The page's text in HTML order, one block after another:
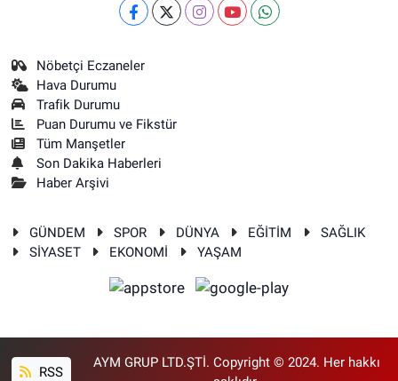
Nöbetçi Eczaneler
Hava Durumu
Trafik Durumu
Puan Durumu ve Fikstür
Tüm Manşetler
Son Dakika Haberleri
Haber Arşivi
GÜNDEM SPOR DÜNYA EĞİTİM
SAĞLIK
SİYASET
EKONOMİ YAŞAM
RSS
AYM GRUP LTD.ŞTİ. Copyright © 2024. Her hakkı